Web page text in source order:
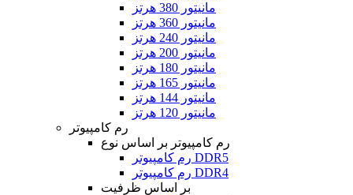
مانیتور 380 هرتز
مانیتور 360 هرتز
مانیتور 240 هرتز
مانیتور 200 هرتز
مانیتور 180 هرتز
مانیتور 165 هرتز
مانیتور 144 هرتز
مانیتور 120 هرتز
رم کامپیوتر
رم کامپیوتر بر اساس نوع
رم کامپیوتر DDR5
رم کامپیوتر DDR4
بر اساس ظرفیت